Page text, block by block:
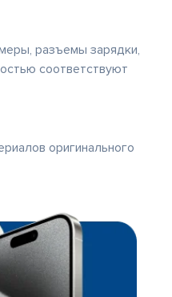
разъемы зарядки,
соответствуют
оригинального